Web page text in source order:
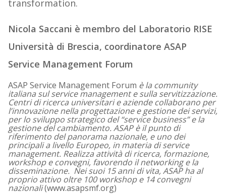
transformation.
Nicola Saccani è membro del Laboratorio RISE
Università di Brescia, coordinatore ASAP
Service Management Forum
ASAP Service Management Forum è la community
italiana sul service management e sulla servitizzazione.
Centri di ricerca universitari e aziende collaborano per
l’innovazione nella progettazione e gestione dei servizi,
per lo sviluppo strategico del “service business” e la
gestione del cambiamento.ASAP è il punto di
riferimento del panorama nazionale, e uno dei
principali a livello Europeo, in materia di service
management. Realizza attività di ricerca, formazione,
workshop e convegni, favorendo il networking e la
disseminazione. Nei suoi 15 anni di vita, ASAP ha al
proprio attivo oltre 100 workshop e 14 convegni
nazionali(www.asapsmf.org)